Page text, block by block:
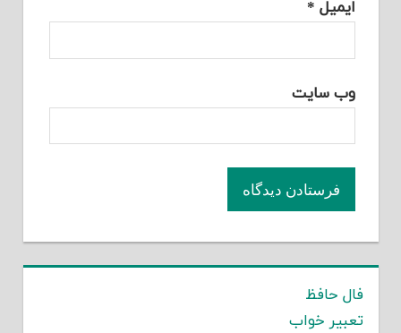
ایمیل *
وب‌ سایت
فال حافظ
تعبیر خواب